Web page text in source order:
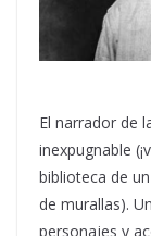
El narrador de
inexpugnable
biblioteca de
de murallas).
personajes y